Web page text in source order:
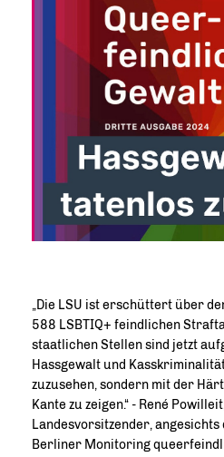
Die LSU ist erschüttert über
588 LSBTIQ+ feindlichen
staatlichen Stellen sind jetzt
Hassgewalt und
zuzusehen, sondern mit der
Kante zu zeigen.“ - René
Landesvorsitzender, angesichts
Berliner Monitoring